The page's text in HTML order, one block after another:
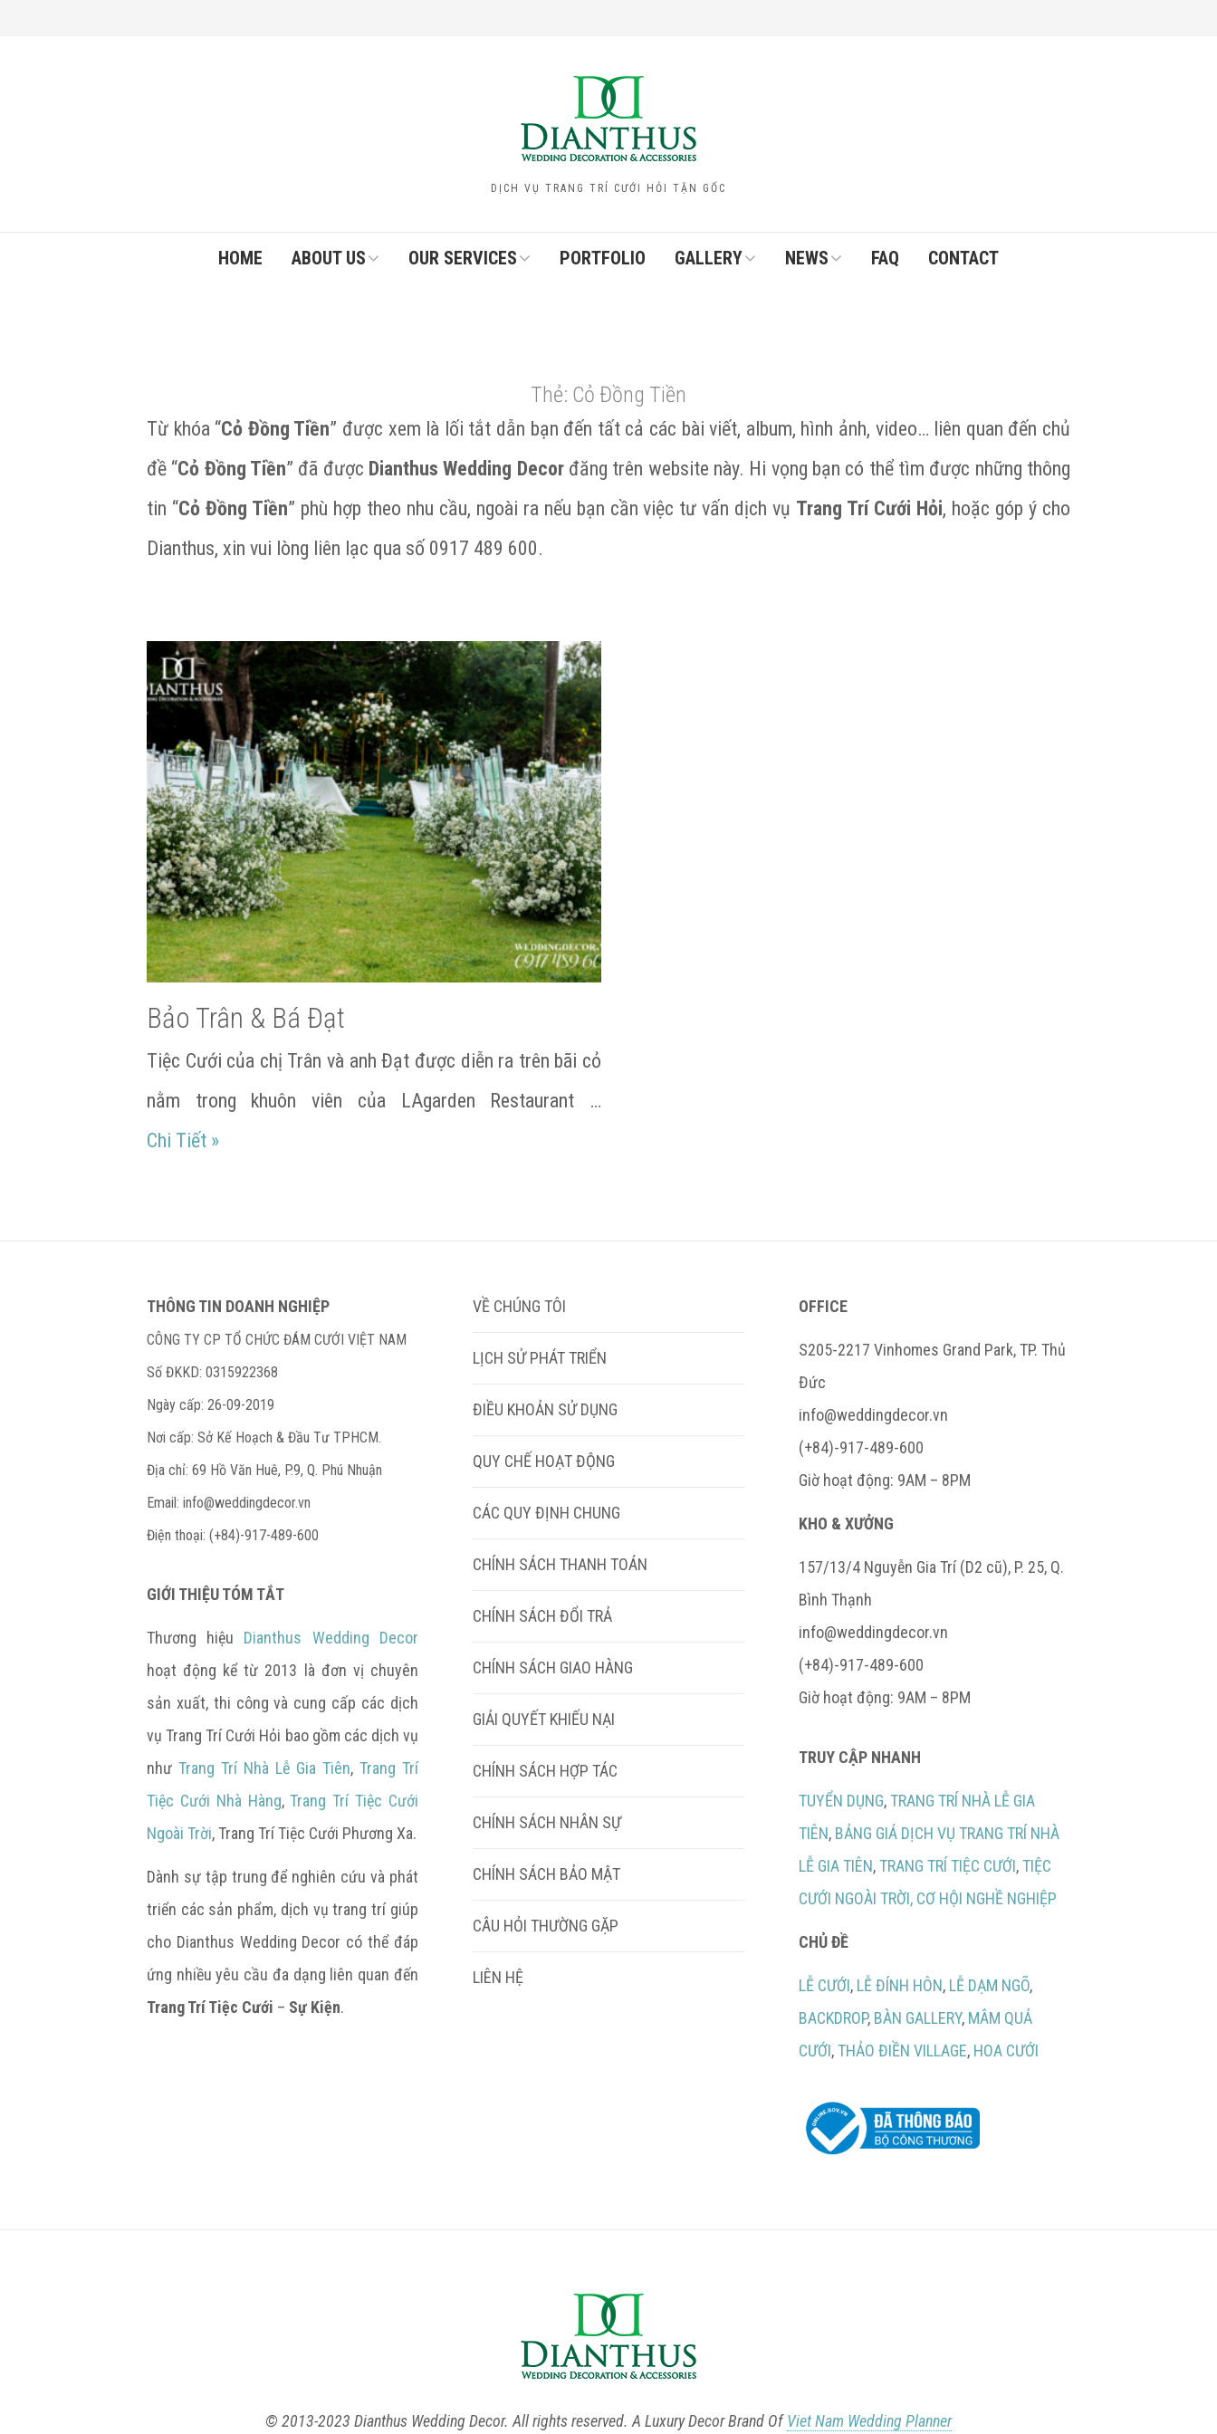
DỊCH VỤ TRANG TRÍ CƯỚI HỎI TẬN GỐC
HOME ABOUT US OUR SERVICES PORTFOLIO GALLERY NEWS FAQ CONTACT
Thẻ: Cỏ Đồng Tiền
Từ khóa “Cỏ Đồng Tiền” được xem là lối tắt dẫn bạn đến tất cả các bài viết, album, hình ảnh, video… liên quan đến chủ
đề “Cỏ Đồng Tiền” đã được Dianthus Wedding Decorđăng trên website này. Hi vọng bạn có thể tìm được những thông
tin “Cỏ Đồng Tiền” phù hợp theo nhu cầu, ngoài ra nếu bạn cần việc tư vấn dịch vụ Trang Trí Cưới Hỏi, hoặc góp ý cho
Dianthus, xin vui lòng liên lạc qua số 0917 489 600.
Bảo Trân & Bá Đạt
Tiệc Cưới của chị Trân và anh Đạt được diễn ra trên bãi cỏ
nằm trong khuôn viên của LAgarden Restaurant …
Chi Tiết Bảo Trân & Bá Đạt
»
THÔNG TIN DOANH NGHIỆP
CÔNG TY CP TỔ CHỨC ĐÁM CƯỚI VIỆT NAM
Số ĐKKD: 0315922368
Ngày cấp: 26-09-2019
Nơi cấp: Sở Kế Hoạch & Đầu Tư TPHCM.
Địa chỉ: 69 Hồ Văn Huê, P.9, Q. Phú Nhuận
Email: info@weddingdecor.vn
Điện thoại: (+84)-917-489-600
GIỚI THIỆU TÓM TẮT
Thương hiệu Dianthus Wedding Decor
hoạt động kể từ 2013 là đơn vị chuyên
sản xuất, thi công và cung cấp các dịch
vụ Trang Trí Cưới Hỏi bao gồm các dịch vụ
như Trang Trí Nhà Lễ Gia Tiên, Trang Trí
Tiệc Cưới Nhà Hàng,Trang Trí Tiệc Cưới
Ngoài Trời, Trang Trí Tiệc Cưới Phương Xa.
Dành sự tập trung để nghiên cứu và phát
triển các sản phẩm, dịch vụ trang trí giúp
cho Dianthus Wedding Decor có thể đáp
ứng nhiều yêu cầu đa dạng liên quan đến
Trang Trí Tiệc Cưới – Sự Kiện.
VỀ CHÚNG TÔI
LỊCH SỬ PHÁT TRIỂN
ĐIỀU KHOẢN SỬ DỤNG
QUY CHẾ HOẠT ĐỘNG
CÁC QUY ĐỊNH CHUNG
CHÍNH SÁCH THANH TOÁN
CHÍNH SÁCH ĐỔI TRẢ
CHÍNH SÁCH GIAO HÀNG
GIẢI QUYẾT KHIẾU NẠI
CHÍNH SÁCH HỢP TÁC
CHÍNH SÁCH NHÂN SỰ
CHÍNH SÁCH BẢO MẬT
CÂU HỎI THƯỜNG GẶP
LIÊN HỆ
OFFICE
S205-2217 Vinhomes Grand Park, TP. Thủ
Đức
info@weddingdecor.vn
(+84)-917-489-600
Giờ hoạt động: 9AM – 8PM
KHO & XƯỞNG
157/13/4 Nguyễn Gia Trí (D2 cũ), P. 25, Q.
Bình Thạnh
info@weddingdecor.vn
(+84)-917-489-600
Giờ hoạt động: 9AM – 8PM
TRUY CẬP NHANH
TUYỂN DỤNG,TRANG TRÍ NHÀ LỄ GIA
TIÊN, BẢNG GIÁ DỊCH VỤ TRANG TRÍ NHÀ
LỄ GIA TIÊN,TRANG TRÍ TIỆC CƯỚI,TIỆC
CƯỚI NGOÀI TRỜI, CƠ HỘI NGHỀ NGHIỆP
CHỦ ĐỀ
LỄ CƯỚI, LỄ ĐÍNH HÔN, LỄ DẠM NGÕ,
BACKDROP, BÀN GALLERY, MÂM QUẢ
CƯỚI,THẢO ĐIỀN VILLAGE, HOA CƯỚI
© 2013-2023 Dianthus Wedding Decor. All rights reserved. A Luxury Decor Brand OfViet Nam Wedding Planner